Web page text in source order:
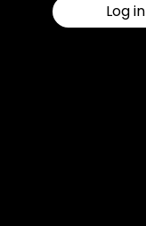
Log in